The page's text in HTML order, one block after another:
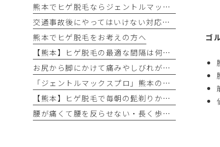
ゴ
熊本でヒゲ脱毛ならジェントルマックスプロプラス導入の平山整形外科医院へ
交通事故後にやってはいけない対応チェックリスト
熊本でヒゲ脱毛をお考えの方へ
【熊本】ヒゲ脱毛の最適な間隔は何ヶ月？効果が出る理想の回数と頻度
お尻から脚にかけて痛みやしびれが出る（坐骨神経痛）
「ジェントルマックスプロ」熊本の医療脱毛なら｜最新モデル「ジェントルマックスプロプラス」がおすすめ！
【熊本】ヒゲ脱毛で毎朝の髭剃りから卒業！
腰が痛くて腰を反らせない・長く歩けない（腰部脊柱管狭窄症）